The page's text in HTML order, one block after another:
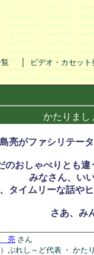
｜ビデオ・カセッ
かたりまし
亮がファシリテー
のおしゃべりとも
みなさん、い
タイムリーな話や
さあ、み
亮さん
）ぷれし～ど代表 ・ かた